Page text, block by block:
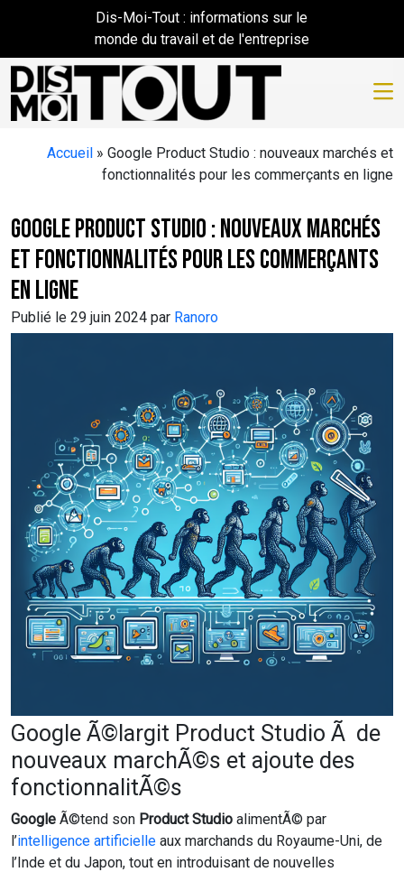
Skip to main contentDis-Moi-Tout : informations sur le
monde du travail et de l'entreprise
Accueil » Google Product Studio : nouveaux marchés et
fonctionnalités pour les commerçants en ligne
Google Product Studio : nouveaux marchés
et fonctionnalités pour les commerçants
en ligne
Publié le 29 juin 2024 par Ranoro
Google Ã©largit Product Studio Ã de
nouveaux marchÃ©s et ajoute des
fonctionnalitÃ©s
Google Ã©tend son Product Studio alimentÃ© par
l’intelligence artificielle aux marchands du Royaume-Uni, de
l’Inde et du Japon, tout en introduisant de nouvelles